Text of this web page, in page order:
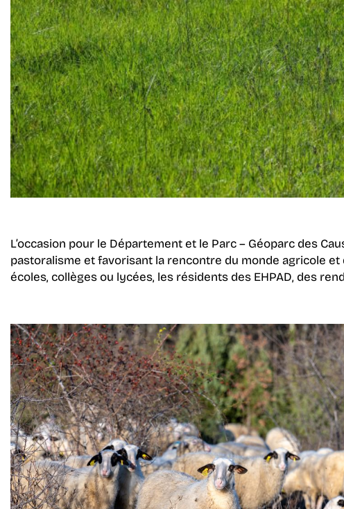
L’occasion pour le Département et le Parc – Géoparc des
pastoralisme et favorisant la rencontre du monde agricole
écoles, collèges ou lycées, les résidents des EHPAD, des